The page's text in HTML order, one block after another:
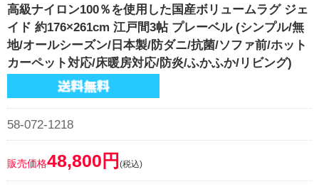
高級ナイロン100％を使用した国産ボリュームラグ ジェ
イド 約176×261cm 江戸間3帖 プレーベル (シンプル/無
地/オールシーズン/日本製/防ダニ/抗菌/ソファ前/ホット
カーペット対応/床暖房対応/防炎/ふかふか/リビング)
58-072-1218
販売価格48,800円 (税込)